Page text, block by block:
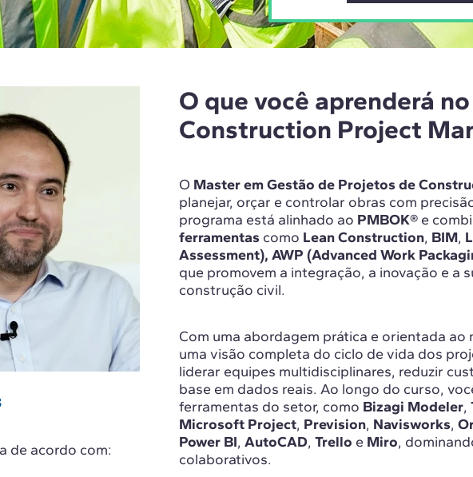
de acordo com:
O que você aprenderá
Construction Project
O Master em Gestão de Projetos de
planejar, orçar e controlar obras com
programa está alinhado ao PMBOK® e
ferramentas como Lean Construction, BIM,
Assessment), AWP (Advanced Work
que promovem a integração, a inovação e a
construção civil.
Com uma abordagem prática e orientada
uma visão completa do ciclo de vida dos
liderar equipes multidisciplinares, reduzir
base em dados reais. Ao longo do curso,
ferramentas do setor, como Bizagi Modeler,
Microsoft Project, Prevision, Navisworks,
Power BI, AutoCAD, Trello e Miro,
colaborativos.